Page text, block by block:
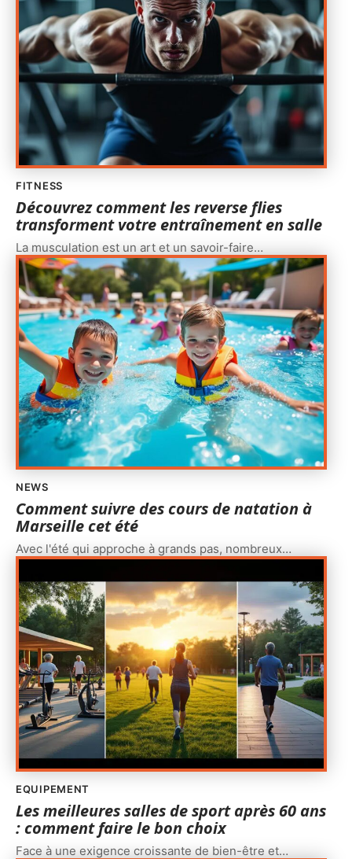
FITNESS
Découvrez comment les reverse flies
transforment votre entraînement en salle
La musculation est un art et un savoir-faire…
NEWS
Comment suivre des cours de natation à
Marseille cet été
Avec l'été qui approche à grands pas, nombreux…
EQUIPEMENT
Les meilleures salles de sport après 60 ans
: comment faire le bon choix
Face à une exigence croissante de bien-être et…